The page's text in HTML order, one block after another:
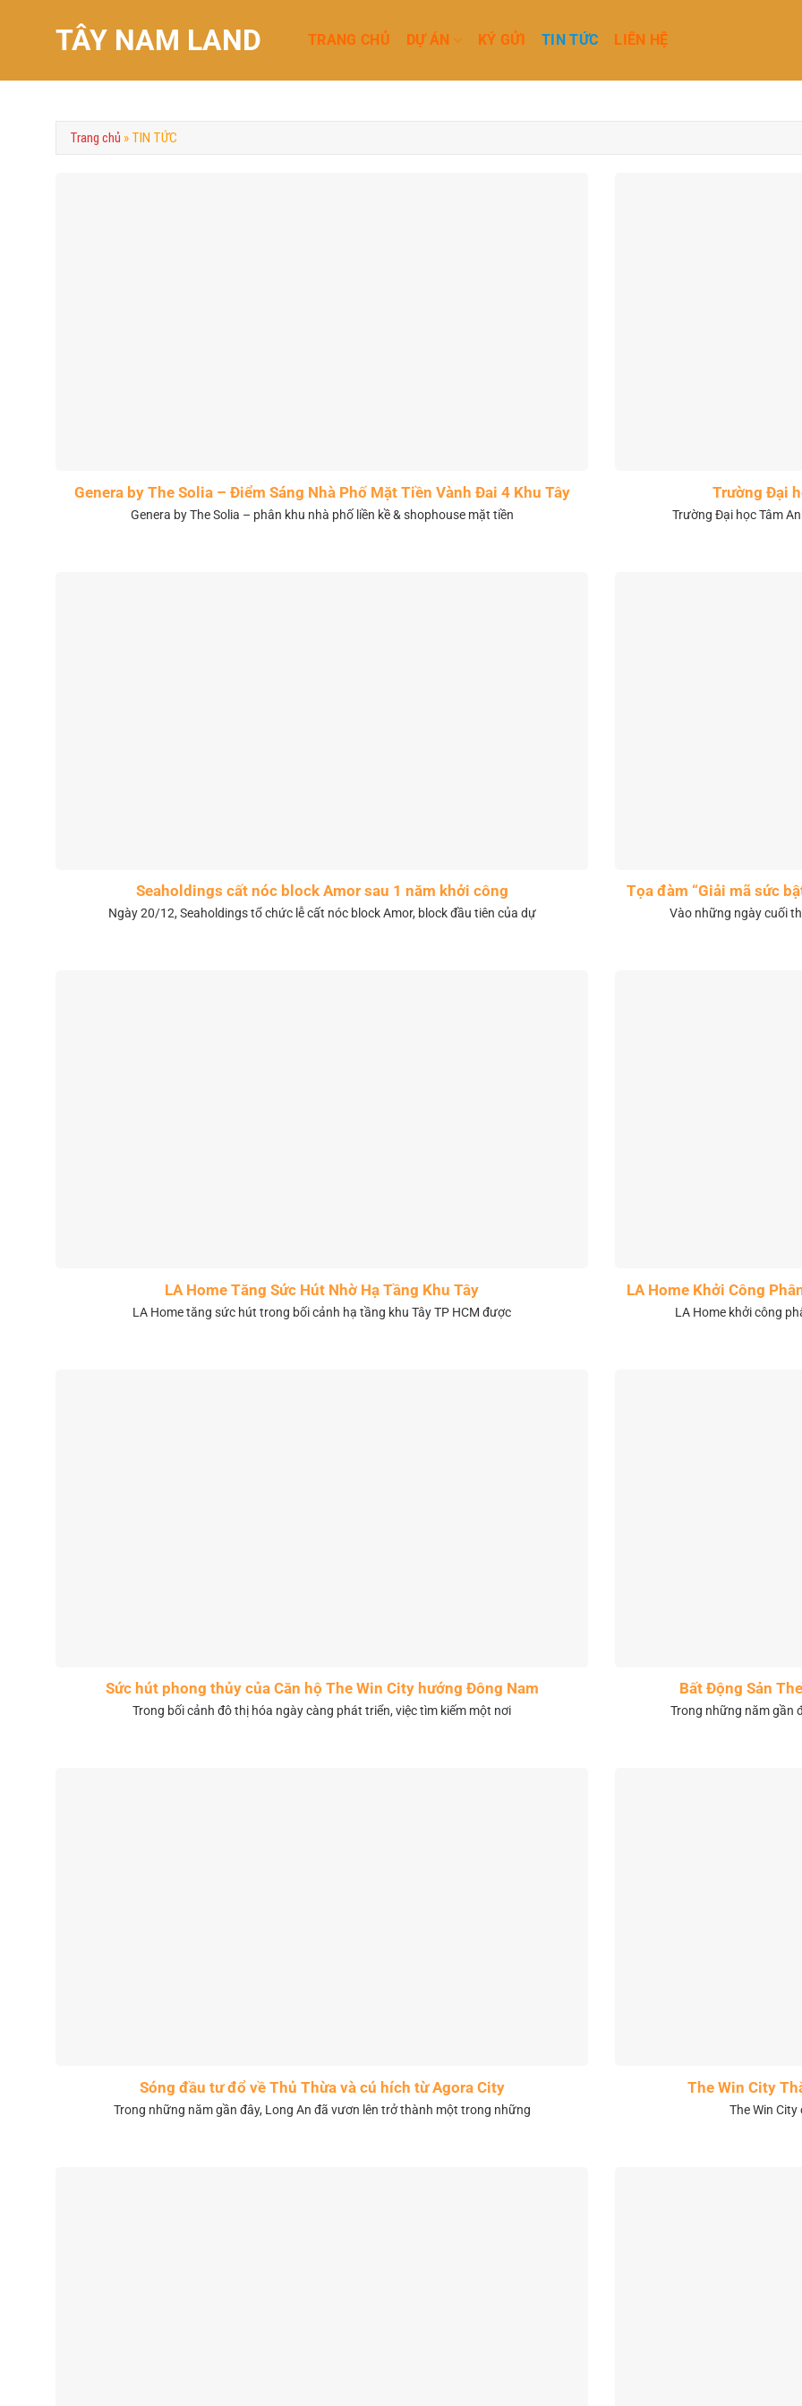
dung
TÂY NAM LAND TRANG CHỦ DỰ ÁN KÝ GỬI TIN TỨC LIÊN HỆ
Trang chủ » TIN TỨC
Genera by The Solia – Điểm Sáng Nhà Phố Mặt Tiền Vành Đai 4 Khu Tây
Genera by The Solia – phân khu nhà phố liền kề & shophouse mặt tiền
Trường Đại
Trường Đại học Tâm
Seaholdings cất nóc block Amor sau 1 năm khởi công
Ngày 20/12, Seaholdings tổ chức lễ cất nóc block Amor, block đầu tiên của dự
Tọa đàm “Giải mã sức
Vào những ngày cuối
LA Home Tăng Sức Hút Nhờ Hạ Tầng Khu Tây
LA Home tăng sức hút trong bối cảnh hạ tầng khu Tây TP HCM được
LA Home Khởi Công
LA Home khởi công
Sức hút phong thủy của Căn hộ The Win City hướng Đông Nam
Trong bối cảnh đô thị hóa ngày càng phát triển, việc tìm kiếm một nơi
Bất Động Sản
Trong những năm gần
Sóng đầu tư đổ về Thủ Thừa và cú hích từ Agora City
Trong những năm gần đây, Long An đã vươn lên trở thành một trong những
The Win City
The Win